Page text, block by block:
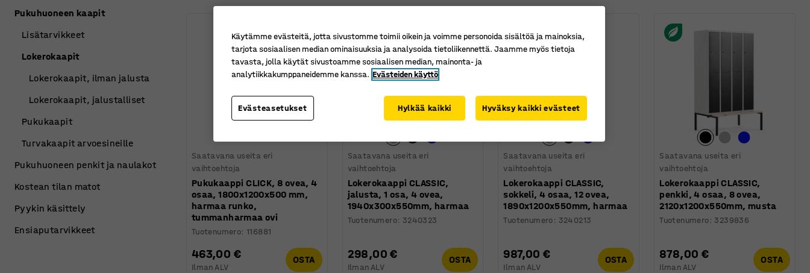
Saatavana useita eri
vaihtoehtoja
Pukukaappi CLICK, 8 ovea, 4
osaa, 1800x1200x500 mm,
harmaa runko,
tummanharmaa ovi
Tuotenumero:116881
463,00 €
Ilman ALV
OSTA
Saatavana useita eri
vaihtoehtoja
Lokerokaappi CLASSIC,
jalusta, 1 osa, 4 ovea,
1940x300x550mm, harmaa
Tuotenumero: 3240323
298,00 €
Ilman ALV
OSTA
Saatavana useita eri
vaihtoehtoja
Lokerokaappi CLASSIC,
sokkeli, 4 osaa, 12 ovea,
1890x1200x550mm, harmaa
Tuotenumero: 3240213
987,00 €
Ilman ALV
OSTA
Saatavana useita eri
vaihtoehtoja
Lokerokaappi CLASSIC,
penkki, 4 osaa, 8 ovea,
2120x1200x550mm, musta
Tuotenumero: 3239836
878,00 €
Ilman ALV
OSTA
Pukuhuoneen kaapit
Lisätarvikkeet
Lokerokaapit
Lokerokaapit, ilman jalusta
Lokerokaapit, jalustalliset
Pukukaapit
Turvakaapit arvoesineille
Pukuhuoneen penkit ja naulakot
Kostean tilan matot
Pyykin käsittely
Ensiaputarvikkeet
Käytämme evästeitä, jotta sivustomme toimii oikein ja voimme personoida sisältöä ja mainoksia,
tarjota sosiaalisen median ominaisuuksia ja analysoida tietoliikennettä. Jaamme myös tietoja
tavasta, jolla käytät sivustoamme sosiaalisen median, mainonta- ja
analytiikkakumppaneidemme kanssa. Evästeiden käyttö
Evästeasetukset Hylkää kaikki Hyväksy kaikki evästeet